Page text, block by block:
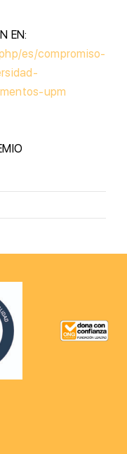
EN:
es/compromiso-
upm